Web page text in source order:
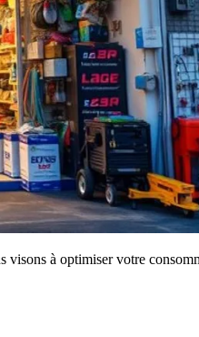
à optimiser votre